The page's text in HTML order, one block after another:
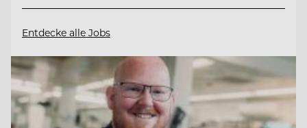
Entdecke alle Jobs